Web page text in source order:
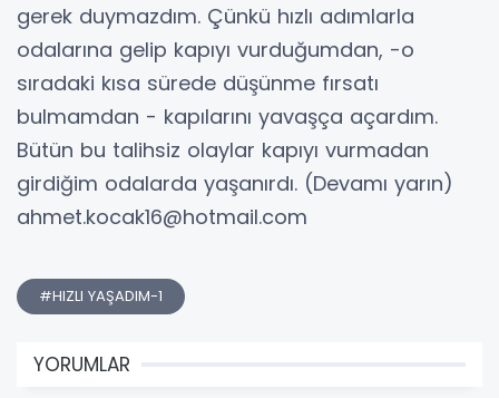
gerek duymazdım. Çünkü hızlı adımlarla
odalarına gelip kapıyı vurduğumdan, -o
sıradaki kısa sürede düşünme fırsatı
bulmamdan - kapılarını yavaşça açardım.
Bütün bu talihsiz olaylar kapıyı vurmadan
girdiğim odalarda yaşanırdı. (Devamı yarın)
ahmet.kocak16@hotmail.com
#HIZLI YAŞADIM-1
YORUMLAR